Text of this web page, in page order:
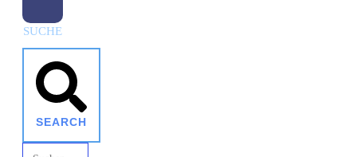
SUCHE
SEARCH